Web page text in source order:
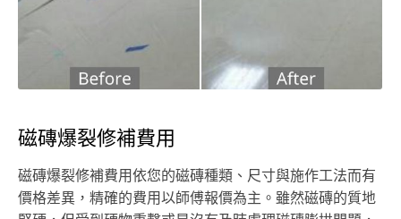
磁磚爆裂修補費用
磁磚爆裂修補費用依您的磁磚種類、尺寸與施作工法而有
價格差異，精確的費用以師傅報價為主。雖然磁磚的質地